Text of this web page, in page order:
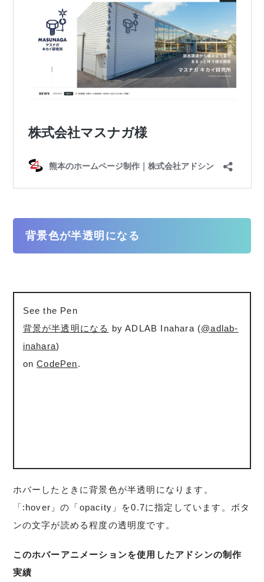
背景色が半透明になる
See the Pen
背景が半透明になる by ADLAB Inahara (@adlab-
inahara)
onCodePen.
ホバーしたときに背景色が半透明になります。
「:hover」の「opacity」を0.7に指定しています。ボタ
ンの文字が読める程度の透明度です。
このホバーアニメーションを使用したアドシンの制作
実績